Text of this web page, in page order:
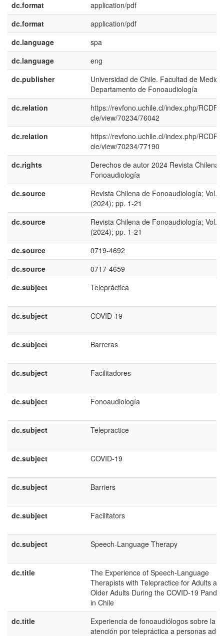
dc.format
application/pdf
dc.format
application/pdf
dc.language
spa
dc.language
eng
dc.publisher
Universidad de Chile. Facultad de
Departamento de Fonoaudiología
dc.relation
https://revfono.uchile.cl/index.php/RCDF/
cle/view/70234/76042
dc.relation
https://revfono.uchile.cl/index.php/RCDF/
cle/view/70234/77190
dc.rights
Derechos de autor 2024 Revista Chilena
Fonoaudiología
dc.source
Revista Chilena de Fonoaudiología; Vol.
(2024); pp. 1-21
dc.source
Revista Chilena de Fonoaudiología; Vol.
(2024); pp. 1-21
dc.source
0719-4692
dc.source
0717-4659
dc.subject
Telepráctica
dc.subject COVID-19
dc.subject Barreras
dc.subject Facilitadores
dc.subject Fonoaudiología
dc.subject Telepractice
dc.subject COVID-19
dc.subject Barriers
dc.subject Facilitators
dc.subject Speech-Language Therapy
dc.title
The Experience of Speech-Language
Therapists with Telepractice for Adults
Older Adults During the COVID-19
in Chile
dc.title
Experiencia de fonoaudiólogos sobre la
atención por telepráctica a personas